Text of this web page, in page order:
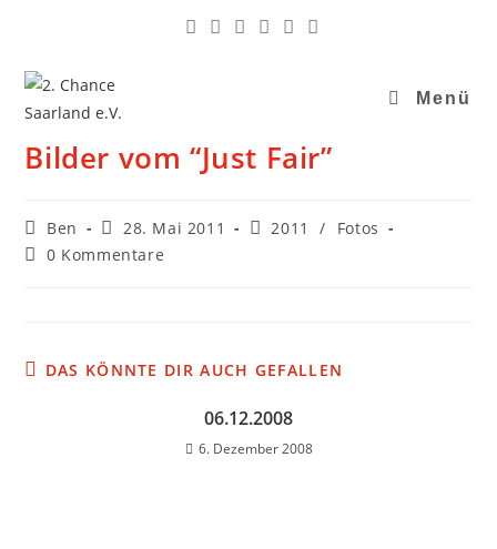
Menü
Bilder vom “Just Fair”
Ben 28. Mai 2011 2011 /
Fotos
0 Kommentare
DAS KÖNNTE DIR AUCH GEFALLEN
06.12.2008
6. Dezember 2008